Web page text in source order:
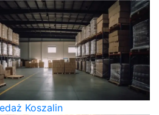
Koszalin